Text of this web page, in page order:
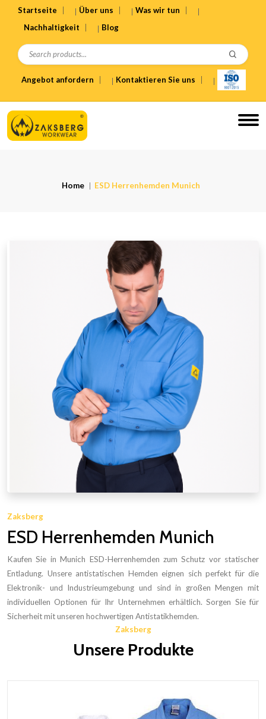
Startseite Über uns
Was wir tun
Nachhaltigkeit
Blog
Angebot anfordern Kontaktieren Sie uns
Home ESD Herrenhemden Munich
Zaksberg
ESD Herrenhemden Munich
Kaufen Sie in Munich ESD-Herrenhemden zum Schutz vor statischer
Entladung. Unsere antistatischen Hemden eignen sich perfekt für die
Elektronik- und Industrieumgebung und sind in großen Mengen mit
individuellen Optionen für Ihr Unternehmen erhältlich. Sorgen Sie für
Sicherheit mit unseren hochwertigen Antistatikhemden.
Zaksberg
Unsere Produkte